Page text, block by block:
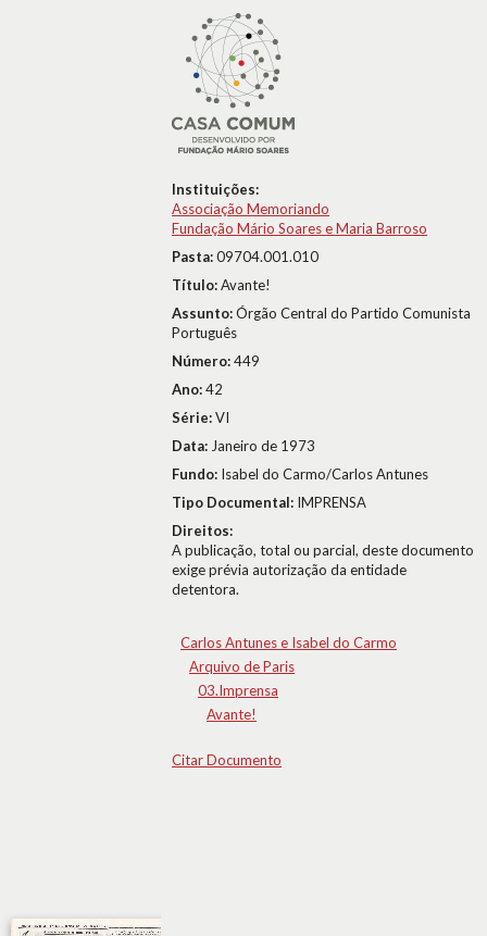
Instituições:
Associação Memoriando
Fundação Mário Soares e Maria Barroso
Pasta:09704.001.010
Título:Avante!
Assunto:Órgão Central do Partido Comunista
Português
Número:449
Ano:42
Série:VI
Data: Janeiro de 1973
Fundo: Isabel do Carmo/Carlos Antunes
Tipo Documental: IMPRENSA
Direitos:
A publicação, total ou parcial, deste documento
exige prévia autorização da entidade
detentora.
Carlos Antunes e Isabel do Carmo
Arquivo de Paris
03.Imprensa
Avante!
Citar Documento